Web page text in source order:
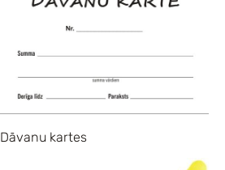
Dāvanu kartes